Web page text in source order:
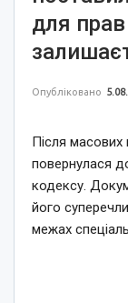
для
Опубліковано
Після масових
повернулася
кодексу.
його
межах